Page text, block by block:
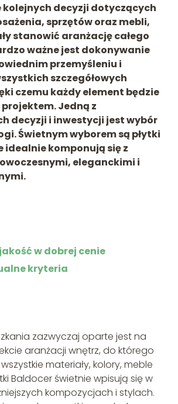
kolejnych decyzji dotyczących
sprzętów oraz mebli,
stanowić aranżację całego
ważne jest dokonywanie
przemyśleniu i
szczegółowych
czemu każdy element będzie
projektem. Jedną z
decyzji i inwestycji jest wybór
Świetnym wyborem są płytki
idealnie komponują się z
eleganckimi i
w dobrej cenie
kryteria
zazwyczaj oparte jest na
aranżacji wnętrz, do którego
materiały, kolory, meble
Baldocer świetnie wpisują się w
kompozycjach i stylach.